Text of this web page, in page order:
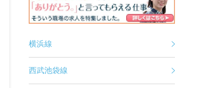
横浜線
西武池袋線